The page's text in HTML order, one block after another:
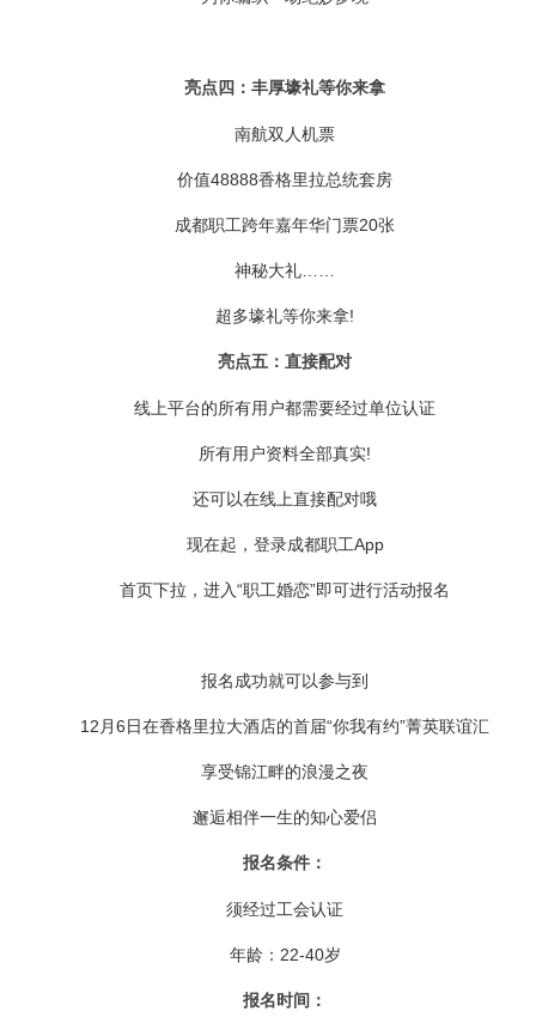
亮点四：丰厚壕礼等你来拿
南航双人机票
价值48888香格里拉总统套房
成都职工跨年嘉年华门票20张
神秘大礼……
超多壕礼等你来拿!
亮点五：直接配对
线上平台的所有用户都需要经过单位认证
所有用户资料全部真实!
还可以在线上直接配对哦
现在起，登录成都职工App
首页下拉，进入“职工婚恋”即可进行活动报名
报名成功就可以参与到
12月6日在香格里拉大酒店的首届“你我有约”菁英联谊汇
享受锦江畔的浪漫之夜
邂逅相伴一生的知心爱侣
报名条件：
须经过工会认证
年龄：22-40岁
报名时间：